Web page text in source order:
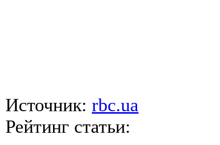
Источник: rbc.ua
Рейтинг статьи: